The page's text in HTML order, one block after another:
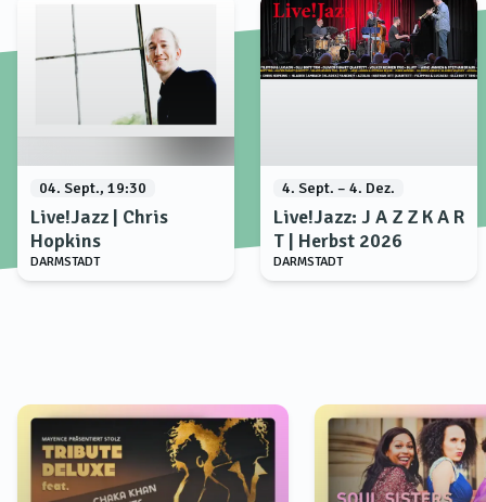
04. Sept., 19:30
Live!Jazz | Chris
Hopkins
DARMSTADT
4. Sept. – 4. Dez.
Live!Jazz: J A Z Z K A R
T | Herbst 2026
DARMSTADT